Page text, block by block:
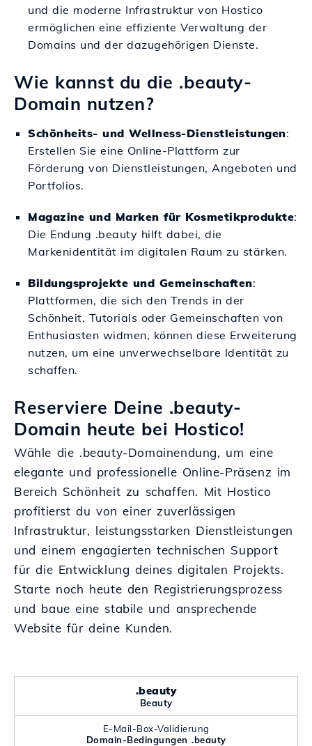
und die moderne Infrastruktur von Hostico
ermöglichen eine effiziente Verwaltung der
Domains und der dazugehörigen Dienste.
Wie kannst du die .beauty-
Domain nutzen?
Schönheits- und Wellness-Dienstleistungen:
Erstellen Sie eine Online-Plattform zur
Förderung von Dienstleistungen, Angeboten und
Portfolios.
Magazine und Marken für Kosmetikprodukte:
Die Endung .beauty hilft dabei, die
Markenidentität im digitalen Raum zu stärken.
Bildungsprojekte und Gemeinschaften:
Plattformen, die sich den Trends in der
Schönheit, Tutorials oder Gemeinschaften von
Enthusiasten widmen, können diese Erweiterung
nutzen, um eine unverwechselbare Identität zu
schaffen.
Reserviere Deine .beauty-
Domain heute bei Hostico!
Wähle die .beauty-Domainendung, um eine
elegante und professionelle Online-Präsenz im
Bereich Schönheit zu schaffen. Mit Hostico
profitierst du von einer zuverlässigen
Infrastruktur, leistungsstarken Dienstleistungen
und einem engagierten technischen Support
für die Entwicklung deines digitalen Projekts.
Starte noch heute den Registrierungsprozess
und baue eine stabile und ansprechende
Website für deine Kunden.
.beauty
Beauty
E-Mail-Box-Validierung
Domain-Bedingungen .beauty